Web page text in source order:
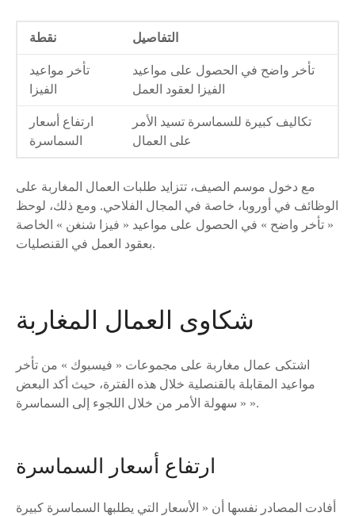
نقطة التفاصيل
تأخر مواعيد
الفيزا
تأخر واضح في الحصول على مواعيد
الفيزا لعقود العمل
ارتفاع أسعار
السماسرة
تكاليف كبيرة للسماسرة تسيد الأمر
على العمال
مع دخول موسم الصيف، تتزايد طلبات العمال المغاربة على
الوظائف في أوروبا، خاصة في المجال الفلاحي. ومع ذلك، لوحظ
« تأخر واضح » في الحصول على مواعيد « فيزا شنغن » الخاصة
بعقود العمل في القنصليات.
شكاوى العمال المغاربة
اشتكى عمال مغاربة على مجموعات « فيسبوك » من تأخر
مواعيد المقابلة بالقنصلية خلال هذه الفترة، حيث أكد البعض
« سهولة الأمر من خلال اللجوء إلى السماسرة ».
ارتفاع أسعار السماسرة
أفادت المصادر نفسها أن « الأسعار التي يطلبها السماسرة كبيرة